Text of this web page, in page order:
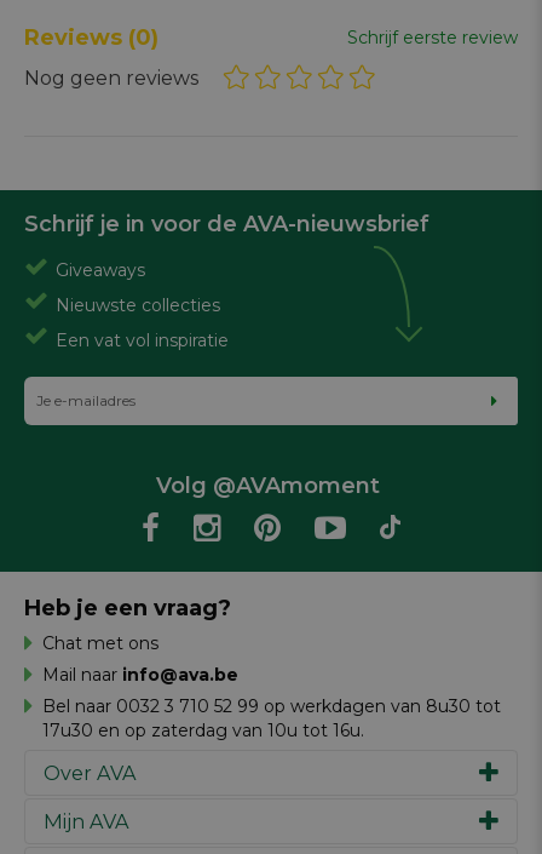
Reviews (0) Schrijf eerste review
Nog geen reviews
Schrijf je in voor de AVA-nieuwsbrief
Giveaways
Nieuwste collecties
Een vat vol inspiratie
Volg @AVAmoment
Over AVA
Ons verhaal
Mijn AVA
Heb je een vraag?
Chat met ons
Mail naar info@ava.be
Bel naar 0032 3 710 52 99 op werkdagen van 8u30 tot
17u30 en op zaterdag van 10u tot 16u.